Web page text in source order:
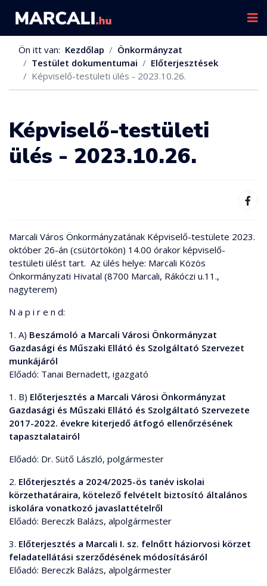
Ön itt van: Kezdőlap
Önkormányzat
Testület dokumentumai
Előterjesztések
Képviselő-testületi ülés - 2023.10.26.
Képviselő-testületi
ülés - 2023.10.26.
Marcali Város Önkormányzatának Képviselő-testülete 2023.
október 26-án (csütörtökön) 14.00 órakor képviselő-
testületi ülést tart. Az ülés helye: Marcali Közös
Önkormányzati Hivatal (8700 Marcali, Rákóczi u.11.,
nagyterem)
N a p i r e n d:
1. A) Beszámoló a Marcali Városi Önkormányzat
Gazdasági és Műszaki Ellátó és Szolgáltató Szervezet
munkájáról
Előadó: Tanai Bernadett, igazgató
1. B) Előterjesztés a Marcali Városi Önkormányzat
Gazdasági és Műszaki Ellátó és Szolgáltató Szervezete
2017-2022. évekre kiterjedő átfogó ellenőrzésének
tapasztalatairól
Előadó: Dr. Sütő László, polgármester
2. Előterjesztés a 2024/2025-ös tanév iskolai
körzethatáraira, kötelező felvételt biztosító általános
iskolára vonatkozó javaslattételről
Előadó: Bereczk Balázs, alpolgármester
3. Előterjesztés a Marcali I. sz. felnőtt háziorvosi körzet
feladatellátási szerződésének módosításáról
Előadó: Bereczk Balázs, alpolgármester